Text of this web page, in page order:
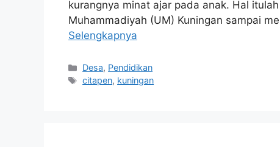
kurangnya minat ajar pada anak. Hal
Muhammadiyah (UM) Kuningan sampai
Selengkapnya
Kategori
Desa, Pendidikan
Tag
citapen, kuningan